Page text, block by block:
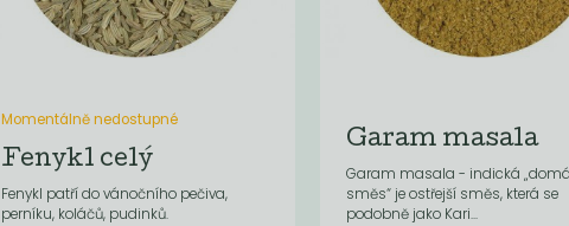
Momentálně nedostupné
Fenykl celý
Fenykl patří do vánočního pečiva,
perníku, koláčů, pudinků.
Garam masala
Garam masala - indická
směs“ je ostřejší směs, která se
podobně jako Kari...